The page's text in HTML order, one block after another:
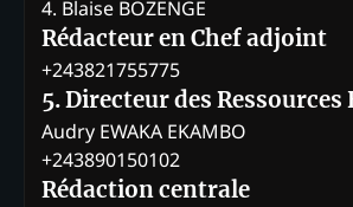
4. Blaise BOZENGE
Rédacteur en Chef adjoint
+243821755775
5. Directeur des
Audry EWAKA EKAMBO
+243890150102
Rédaction centrale